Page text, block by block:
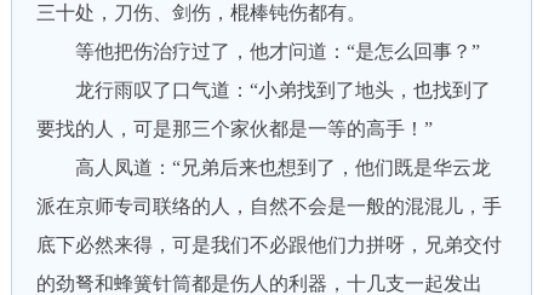
三十处，刀伤、剑伤，棍棒钝伤都有。
等他把伤治疗过了，他才问道：“是怎么回事？”
龙行雨叹了口气道：“小弟找到了地头，也找到了
要找的人，可是那三个家伙都是一等的高手！”
高人凤道：“兄弟后来也想到了，他们既是华云龙
派在京师专司联络的人，自然不会是一般的混混儿，手
底下必然来得，可是我们不必跟他们力拼呀，兄弟交付
的劲弩和蜂簧针筒都是伤人的利器，十几支一起发出